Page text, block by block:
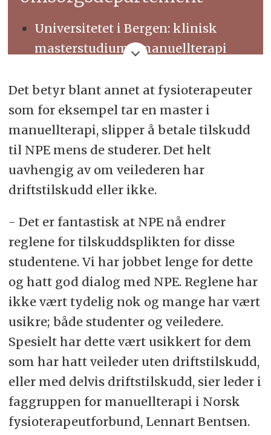
Universitetet i Bergen: klinisk
masterstudium i manuellterapi
masterprogram i klinisk
fysioterapi
Oslo Met: videreutdanning i
Norges Idrettshøgskole:
masterprogram i fysioterapi,
studieretning psykomotorisk
fysioterapi eller nevrologisk
fysioterapi
Det betyr blant annet at fysioterapeuter
som for eksempel tar en master i
manuellterapi, slipper å betale tilskudd
til NPE mens de studerer. Det helt
uavhengig av om veilederen har
driftstilskudd eller ikke.
- Det er fantastisk at NPE nå endrer
reglene for tilskuddsplikten for disse
studentene. Vi har jobbet lenge for dette
og hatt god dialog med NPE. Reglene har
ikke vært tydelig nok og mange har vært
usikre; både studenter og veiledere.
Spesielt har dette vært usikkert for dem
som har hatt veileder uten driftstilskudd,
eller med delvis driftstilskudd, sier leder i
faggruppen for manuellterapi i Norsk
fysioterapeutforbund, Lennart Bentsen.